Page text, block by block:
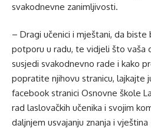
svakodnevne zanimljivosti.
– Dragi učenici i mještani, da biste
potporu u radu, te vidjeli što vaša
susjedi svakodnevno rade i kako
popratite njihovu stranicu, lajkajte
facebook stranici Osnovne škole
rad laslovačkih učenika i svojim
daljnjem usvajanju znanja i